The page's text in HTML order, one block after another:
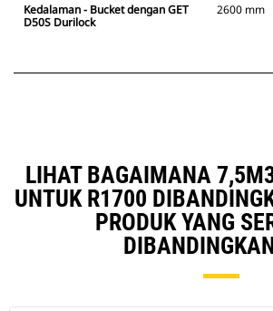
Kedalaman - Bucket dengan GET
D50S Durilock
2600 mm
LIHAT BAGAIMANA
UNTUK R1700
PRODUK YANG